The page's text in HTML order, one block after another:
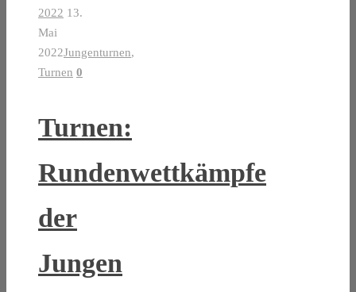
2022 13.
Mai
2022Jungenturnen,
Turnen 0
Turnen:
Rundenwettkämpfe
der
Jungen